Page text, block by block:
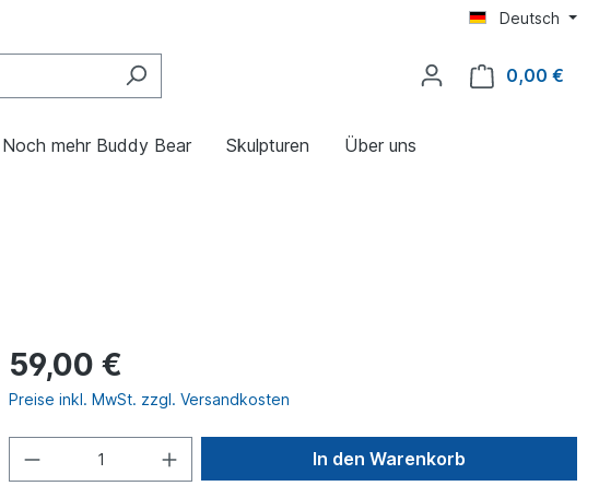
Deutsch
0,00 €
Noch mehr Buddy Bear Skulpturen Über uns
59,00 €
Preise inkl. MwSt. zzgl. Versandkosten
In den Warenkorb